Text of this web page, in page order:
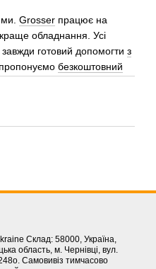
Grosser працює на
обладнання. Усі
завжди готовий допомогти з
безкоштовний
Склад: 58000, Україна,
область, м. Чернівці, вул.
Самовивіз тимчасово